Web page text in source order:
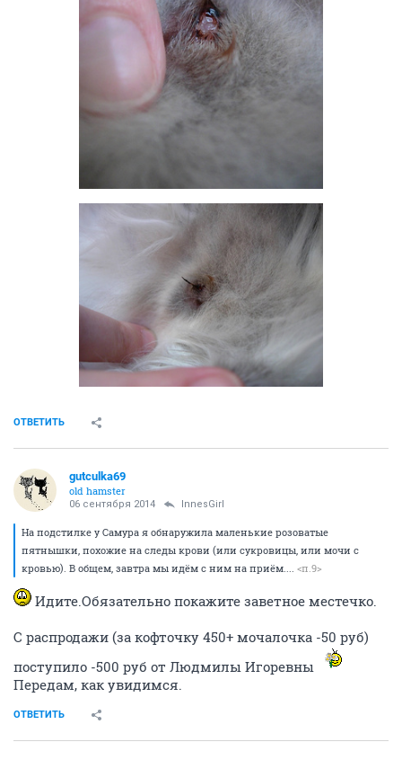
ОТВЕТИТЬ
gutculka69
old hamster
06 сентября 2014 InnesGirl
На подстилке у Самура я обнаружила маленькие розоватые
пятнышки, похожие на следы крови (или сукровицы, или мочи с
кровью). В общем, завтра мы идём с ним на приём.... <п.9>
Идите.Обязательно покажите заветное местечко.
С распродажи (за кофточку 450+ мочалочка -50 руб)
поступило -500 руб от Людмилы Игоревны
Передам, как увидимся.
ОТВЕТИТЬ